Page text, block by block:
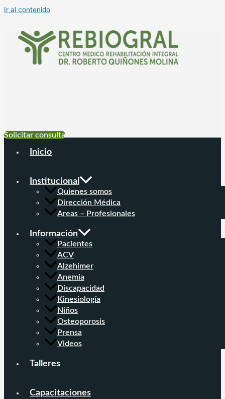
Ir al contenido
Solicitar consulta
Inicio
Institucional
Quienes somos
Dirección Médica
Areas – Profesionales
Información
Pacientes
ACV
Alzehimer
Anemia
Discapacidad
Kinesiología
Niños
Osteoporosis
Prensa
Videos
Talleres
Capacitaciones